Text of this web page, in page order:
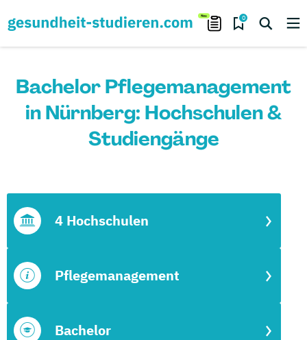
0
Bachelor Pflegemanagement
in Nürnberg: Hochschulen &
Studiengänge
Bachelor
Pflegemanagement
4 Hochschulen